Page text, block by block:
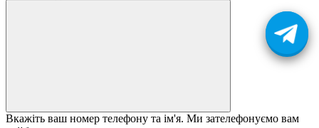
Вкажіть ваш номер телефону та ім'я. Ми зателефонуємо вам